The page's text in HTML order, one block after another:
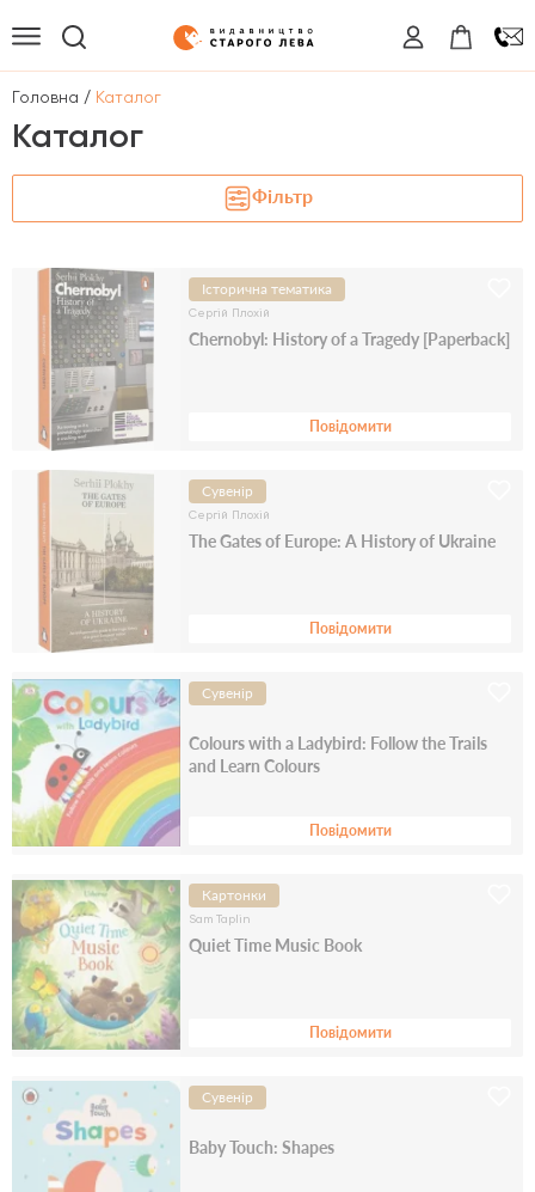
Головна / Каталог
Каталог
Фільтр
Історична тематика
Сергій Плохій
Chernobyl: History of a Tragedy [Paperback]
Повідомити
Сувенір
Сергій Плохій
The Gates of Europe: A History of Ukraine
Повідомити
Сувенір
Colours with a Ladybird: Follow the Trails
and Learn Colours
Повідомити
Картонки
Sam Taplin
Quiet Time Music Book
Повідомити
Сувенір
Baby Touch: Shapes